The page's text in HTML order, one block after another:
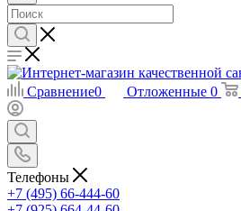
Сравнение0 Отложенные 0
Телефоны
+7 (495) 66-444-60